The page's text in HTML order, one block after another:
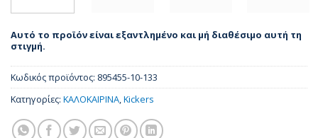
Αυτό το προϊόν είναι εξαντλημένο και μή διαθέσιμο αυτή τη
στιγμή.
Κωδικός προϊόντος: 895455-10-133
Κατηγορίες: ΚΑΛΟΚΑΙΡΙΝΑ,Kickers